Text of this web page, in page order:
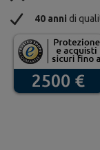
40 anni di